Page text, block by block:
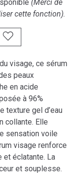
(Merci de
cette fonction).
visage, ce sérum
peaux
en acide
à 96%
texture gel d’eau
collante. Elle
sensation voile
visage renforce
et éclatante. La
et souplesse.